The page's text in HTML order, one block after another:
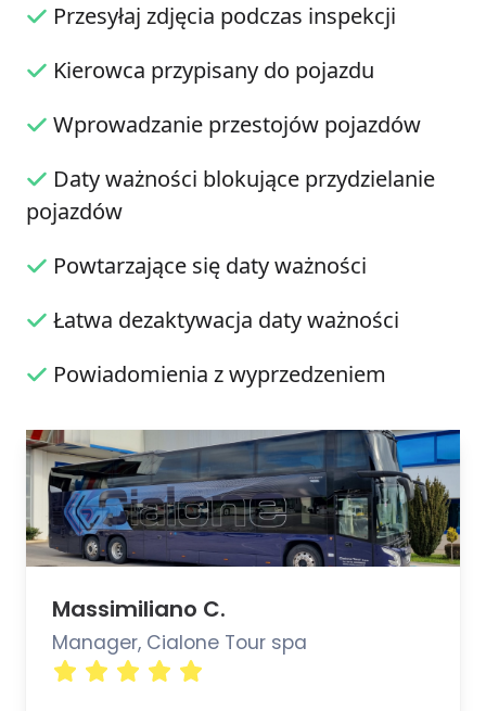
Przesyłaj zdjęcia podczas inspekcji
Kierowca przypisany do pojazdu
Wprowadzanie przestojów pojazdów
Daty ważności blokujące przydzielanie
pojazdów
Powtarzające się daty ważności
Łatwa dezaktywacja daty ważności
Powiadomienia z wyprzedzeniem
Massimiliano C.
Manager, Cialone Tour spa